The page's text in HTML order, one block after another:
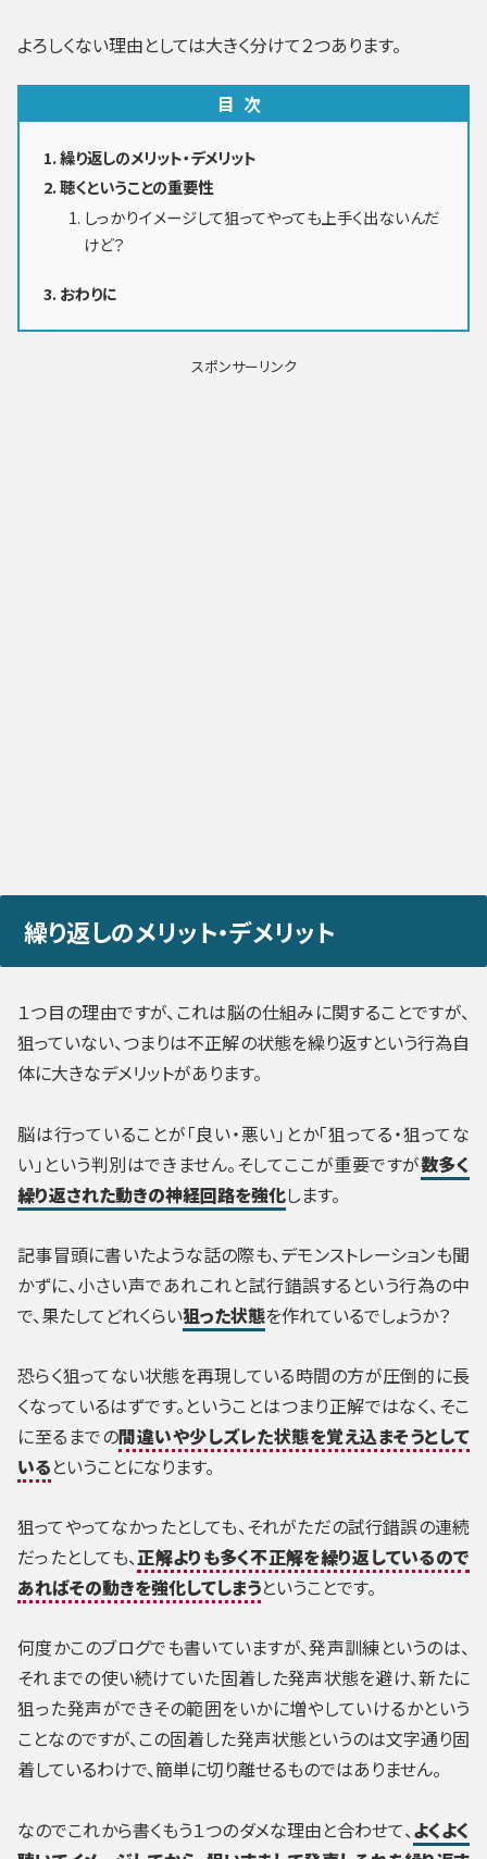
よろしくない理由としては大きく分けて２つあります。
目次
繰り返しのメリット・デメリット
聴くということの重要性
しっかりイメージして狙ってやっても上手く出ないんだ
けど？
おわりに
スポンサーリンク
繰り返しのメリット・デメリット
１つ目の理由ですが、これは脳の仕組みに関することですが、
狙っていない、つまりは不正解の状態を繰り返すという行為自
体に大きなデメリットがあります。
脳は行っていることが「良い・悪い」とか「狙ってる・狙ってな
い」という判別はできません。そしてここが重要ですが数多く
繰り返された動きの神経回路を強化します。
記事冒頭に書いたような話の際も、デモンストレーションも聞
かずに、小さい声であれこれと試行錯誤するという行為の中
で、果たしてどれくらい狙った状態を作れているでしょうか？
恐らく狙ってない状態を再現している時間の方が圧倒的に長
くなっているはずです。ということはつまり正解ではなく、そこ
に至るまでの間違いや少しズレた状態を覚え込まそうとして
いるということになります。
狙ってやってなかったとしても、それがただの試行錯誤の連続
だったとしても、正解よりも多く不正解を繰り返しているので
あればその動きを強化してしまうということです。
何度かこのブログでも書いていますが、発声訓練というのは、
それまでの使い続けていた固着した発声状態を避け、新たに
狙った発声ができその範囲をいかに増やしていけるかという
ことなのですが、この固着した発声状態というのは文字通り固
着しているわけで、簡単に切り離せるものではありません。
なのでこれから書くもう１つのダメな理由と合わせて、よくよく